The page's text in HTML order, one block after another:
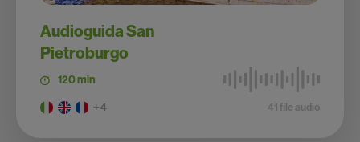
Audioguida San
Pietroburgo
120 min
+ 4 41 file audio